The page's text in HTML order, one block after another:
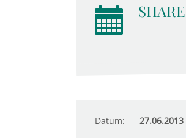
Datum: 27.06.2013